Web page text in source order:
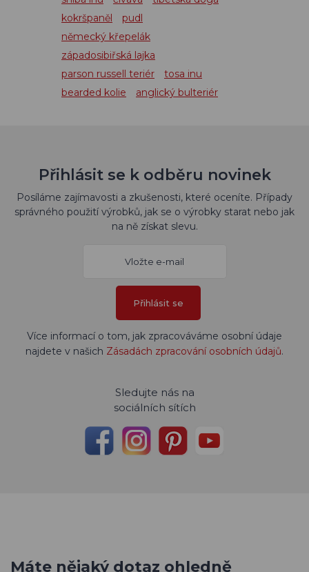
kokršpaněl
pudl
německý křepelák
západosibiřská lajka
parson russell teriér
tosa inu
bearded kolie
anglický bulteriér
Přihlásit se k odběru novinek
Posíláme zajímavosti a zkušenosti, které oceníte. Případy
správného použití výrobků, jak se o výrobky starat nebo jak
na ně získat slevu.
Přihlásit se
Více informací o tom, jak zpracováváme osobní údaje
najdete v našich Zásadách zpracování osobních údajů.
Sledujte nás na
sociálních sítích
Máte nějaký dotaz ohledně